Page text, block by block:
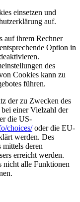
einsetzen und
auf.
auf ihrem Rechner
Option in
des
Cookies kann zu
führen.
der zu Zwecken des
einer Vielzahl der
die US-
choices/oder die EU-
werden. Des
deren
erreicht werden.
nicht alle Funktionen